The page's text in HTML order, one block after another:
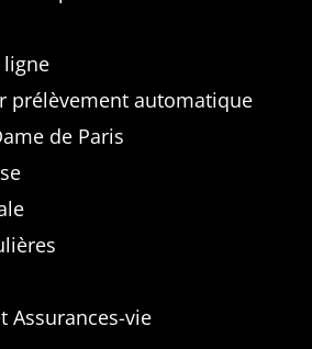
ligne
prélèvement automatique
de Paris
Assurances-vie